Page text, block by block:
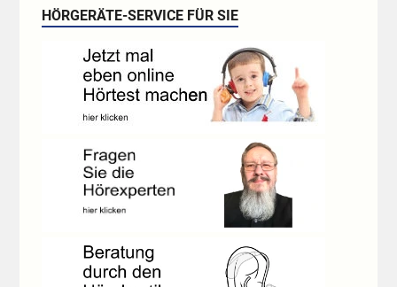
HÖRGERÄTE-SERVICE FÜR SIE